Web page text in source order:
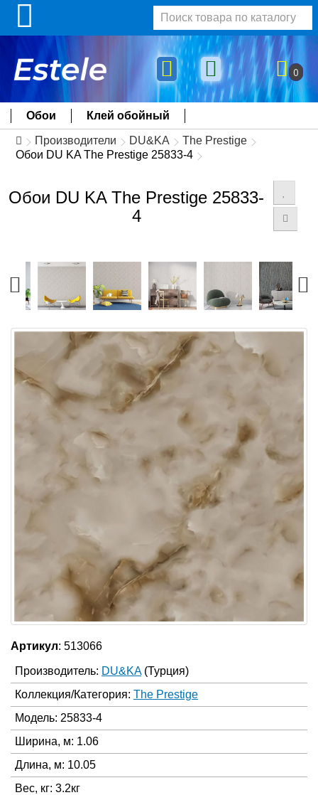
0
Обои Клей обойный
Производители DU&KA
The Prestige
Обои DU KA The Prestige 25833-4
Обои DU KA The Prestige 25833-
4
Артикул: 513066
Производитель: DU&KA (Турция)
Коллекция/Категория: The Prestige
Модель: 25833-4
Ширина, м: 1.06
Длина, м: 10.05
Вес, кг: 3.2кг